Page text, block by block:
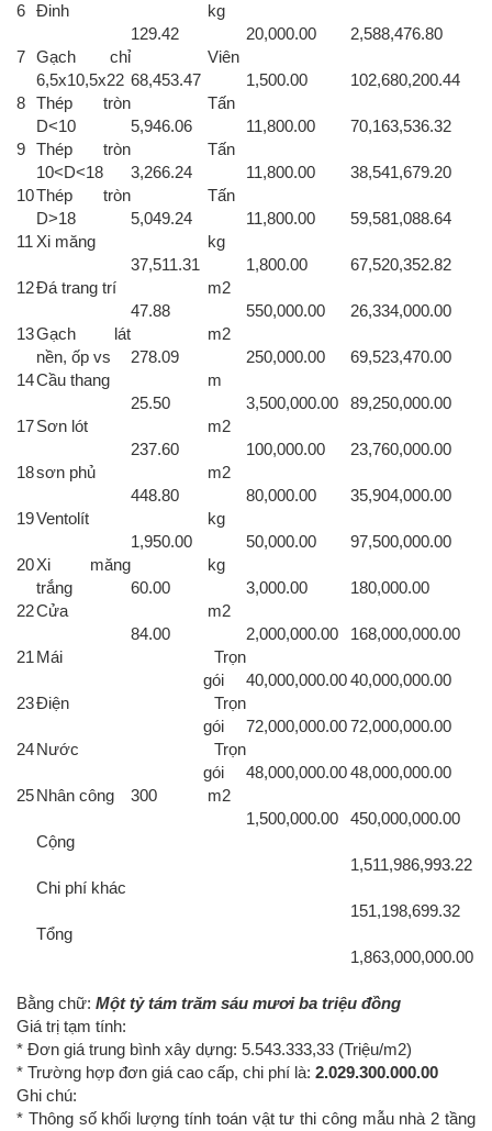
6 Đinh
129.42
kg
20,000.00
2,588,476.80
7 Gạch chỉ
6,5x10,5x22 68,453.47
Viên
1,500.00
102,680,200.44
8 Thép tròn
D<10
5,946.06
Tấn
11,800.00
70,163,536.32
9 Thép tròn
10<D<18
3,266.24
Tấn
11,800.00
38,541,679.20
10Thép tròn
D>18
5,049.24
Tấn
11,800.00
59,581,088.64
11 Xi măng
37,511.31
kg
1,800.00
67,520,352.82
12Đá trang trí
47.88
m2
550,000.00
26,334,000.00
13Gạch lát
nền, ốp vs
278.09
m2
250,000.00
69,523,470.00
14Cầu thang
25.50
m
3,500,000.00
89,250,000.00
17Sơn lót
237.60
m2
100,000.00
23,760,000.00
18sơn phủ
448.80
m2
80,000.00
35,904,000.00
19Ventolít
1,950.00
kg
50,000.00
97,500,000.00
20Xi măng
trắng
60.00
kg
3,000.00
180,000.00
22Cửa
84.00
m2
2,000,000.00
168,000,000.00
21 Mái
Trọn
gói
40,000,000.0040,000,000.00
23Điện
Trọn
gói
72,000,000.0072,000,000.00
24Nước
Trọn
gói
48,000,000.0048,000,000.00
25Nhân công 300
m2
1,500,000.00
450,000,000.00
Cộng
1,511,986,993.22
Chi phí khác
151,198,699.32
Tổng
1,863,000,000.00
Bằng chữ: Một tỷ tám trăm sáu mươi ba triệu đồng
Giá trị tạm tính:
* Đơn giá trung bình xây dựng: 5.543.333,33 (Triệu/m2)
* Trường hợp đơn giá cao cấp, chi phí là: 2.029.300.000.00
Ghi chú:
* Thông số khối lượng tính toán vật tư thi công mẫu nhà 2 tầng